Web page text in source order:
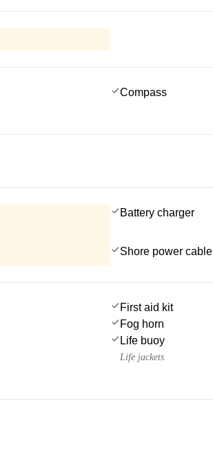
Compass
Battery charger
Shore power cable
First aid kit
Fog horn
Life buoy
Life jackets